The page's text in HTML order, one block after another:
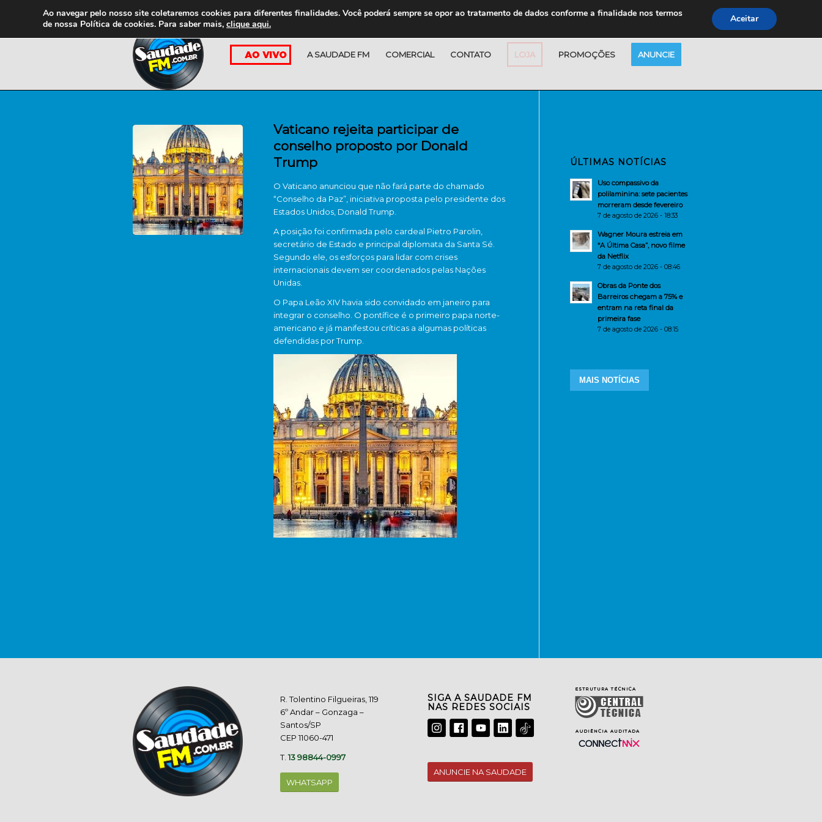
A SAUDADE FM COMERCIAL CONTATO LOJA PROMOÇÕES ANUNCIE
Vaticano rejeita participar de
conselho proposto por Donald
Trump
O Vaticano anunciou que não fará parte do chamado
“Conselho da Paz”, iniciativa proposta pelo presidente dos
Estados Unidos, Donald Trump
A posição foi confirmada pelo cardeal Pietro Parolin
secretário de Estado e principal diplomata da Santa Sé.
Segundo ele, os esforços para lidar com crises
internacionais devem ser coordenados pelas Nações
Unidas
O Papa Leão XIV havia sido convidado em janeiro para
integrar o conselho. O pontífice é o primeiro papa norte-
americano e já manifestou críticas a algumas políticas
defendidas por Trump.
ÚLTIMAS NOTÍCIAS
Uso compassivo da
polilaminina: sete pacientes
morreram desde fevereiro
7 de agosto de 2026 - 18:33
Wagner Moura estreia em
“A Última Casa”, novo filme
da Netflix
7 de agosto de 2026 - 08:46
Obras da Ponte dos
Barreiros chegam a 75% e
entram na reta final da
primeira fase
7 de agosto de 2026 - 08:15
MAIS NOTÍCIAS
R. Tolentino Filgueiras, 119
6º Andar – Gonzaga –
Santos/SP
CEP 11060-471
T.13 98844-0997
WHATSAPP
SIGA A SAUDADE FM
NAS REDES SOCIAIS
ANUNCIE NA SAUDADE
Ao navegar pelo nosso site coletaremos cookies para diferentes finalidades. Você poderá sempre se opor ao tratamento de dados conforme a finalidade nos termos
de nossa Política de cookies. Para saber mais, clique aqui. Aceitar